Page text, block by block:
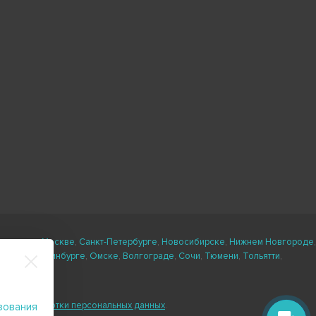
есть вМоскве, Санкт-Петербурге, Новосибирске, Нижнем Новгороде,
Екатеринбурге, Омске, Волгограде, Сочи, Тюмени, Тольятти,
обработки персональных данных.